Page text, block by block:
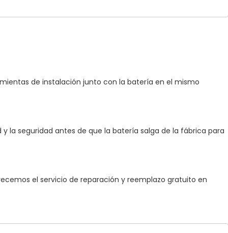
de instalación junto con la batería en el mismo
la seguridad antes de que la batería salga de la fábrica para
el servicio de reparación y reemplazo gratuito en